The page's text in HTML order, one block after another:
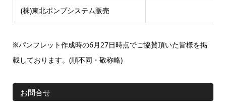
(株)東北ポンプシステム販売
※パンフレット作成時の6月27日時点でご協賛頂いた皆様を掲
載しております。(順不同・敬称略)
お問合せ